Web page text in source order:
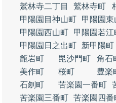
鷲林寺二丁目
鷲林寺町
甲陽園目神山町
甲陽園東
甲陽園西山町
甲陽園若江
甲陽園日之出町
新甲陽町
甑岩町
毘沙門町 角石
美作町
桜町 豊楽
石刎町
苦楽園一番町
苦楽園三番町 苦楽園四番